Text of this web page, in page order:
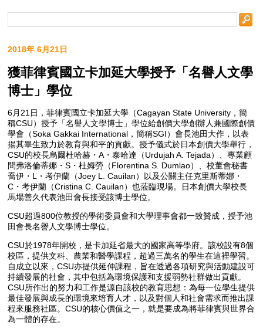
2018年 6月21日
獲菲律賓國立卡加延大學授予「名譽人文學
博士」學位
6月21日，菲律賓國立卡加延大學（Cagayan State University，簡
稱CSU）授予「名譽人文學博士」學位給創價大學創辦人兼國際創價
學會（Soka Gakkai International，簡稱SGI）會長池田大作，以表
揚其畢生致力於教育與和平的貢獻。授予儀式於日本創價大學舉行，
CSU的校長烏爾杜哈赫・A・泰哈達（Urdujah A. Tejada）、專業顧
問弗洛倫蒂娜・S・杜姆勞（Florentina S. Dumlao）、校董會秘書
喬伊・L・考伊蘭（Joey L. Cauilan）以及公關主任克里斯蒂娜・
C・考伊蘭（Cristina C. Cauilan）也蒞臨現場。日本創價大學校長
馬場善久代表池田會長接受該博士學位。
CSU超過800位教授的學術委員會和大學理事會都一致贊成，授予池
田會長名譽人文學博士學位。
CSU於1978年開校，是卡加延省最大的國家高等學府。該校設有8個
校區，提供文科、農業和醫學課程，超過三萬名的學生在這裡學習。
自成立以來，CSU亦提供延伸課程，旨在透過各項研究與活動建設可
持續發展的社會，其中包括為環境保護和支援弱勢社群做出貢獻。
CSU所作出的努力和工作是源自該校的教育思想：為每一位學生提供
最佳發展與成長的環境來培育人才，以及對個人和社會需求而推出課
程來服務社區。CSU的核心價值之一，就是要成為將菲律賓與世界合
為一體的存在。